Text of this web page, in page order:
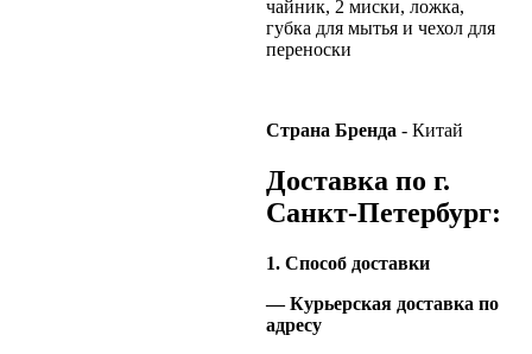
чайник, 2 миски, ложка,
губка для мытья и чехол для
переноски
Страна Бренда - Китай
Доставка по г.
Санкт-Петербург:
1. Способ доставки
— Курьерская доставка по
адресу